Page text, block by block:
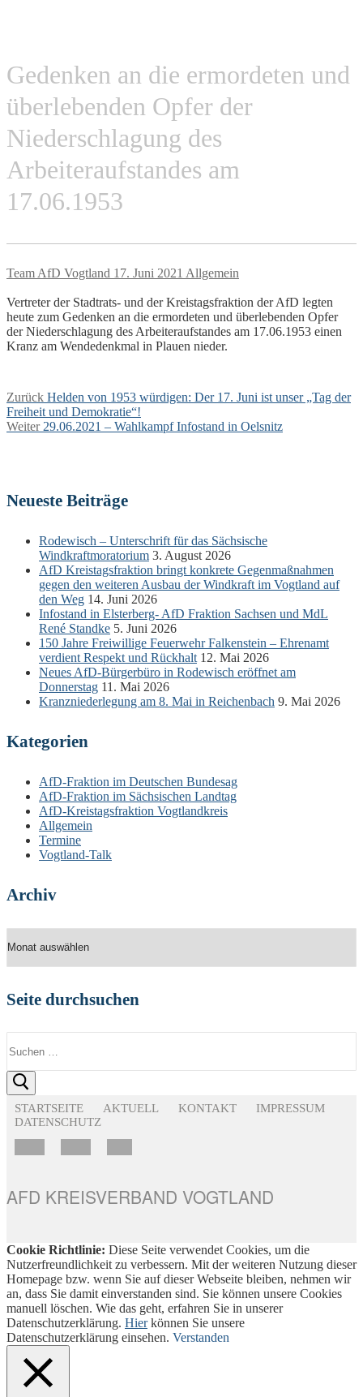
Gedenken an die ermordeten und
überlebenden Opfer der
Niederschlagung des
Arbeiteraufstandes am
17.06.1953
Team AfD Vogtland 17. Juni 2021 Allgemein
Vertreter der Stadtrats- und der Kreistagsfraktion der AfD legten
heute zum Gedenken an die ermordeten und überlebenden Opfer
der Niederschlagung des Arbeiteraufstandes am 17.06.1953 einen
Kranz am Wendedenkmal in Plauen nieder.
Beitragsnavigation
Zurück Vorheriger
Beitrag:
Helden von 1953 würdigen: Der 17. Juni ist unser „Tag der
Freiheit und Demokratie“!
Weiter Nächster
29.06.2021 – Wahlkampf Infostand in Oelsnitz
Neueste Beiträge
Rodewisch – Unterschrift für das Sächsische
Windkraftmoratorium 3. August 2026
AfD Kreistagsfraktion bringt konkrete Gegenmaßnahmen
gegen den weiteren Ausbau der Windkraft im Vogtland auf
den Weg 14. Juni 2026
Infostand in Elsterberg- AfD Fraktion Sachsen und MdL
René Standke 5. Juni 2026
150 Jahre Freiwillige Feuerwehr Falkenstein – Ehrenamt
verdient Respekt und Rückhalt 12. Mai 2026
Neues AfD-Bürgerbüro in Rodewisch eröffnet am
Donnerstag 11. Mai 2026
Kranzniederlegung am 8. Mai in Reichenbach 9. Mai 2026
Kategorien
AfD-Fraktion im Deutschen Bundesag
AfD-Fraktion im Sächsischen Landtag
AfD-Kreistagsfraktion Vogtlandkreis
Allgemein
Termine
Vogtland-Talk
Archiv
Seite durchsuchen
nach:
STARTSEITE AKTUELL KONTAKT
IMPRESSUM
DATENSCHUTZ
AFD KREISVERBAND VOGTLAND
Cookie Richtlinie: Diese Seite verwendet Cookies, um die
Nutzerfreundlichkeit zu verbessern. Mit der weiteren Nutzung dieser
Homepage bzw. wenn Sie auf dieser Webseite bleiben, nehmen wir
an, dass Sie damit einverstanden sind. Sie können unsere Cookies
manuell löschen. Wie das geht, erfahren Sie in unserer
Datenschutzerklärung. Hierkönnen Sie unsere
Datenschutzerklärung einsehen. Verstanden